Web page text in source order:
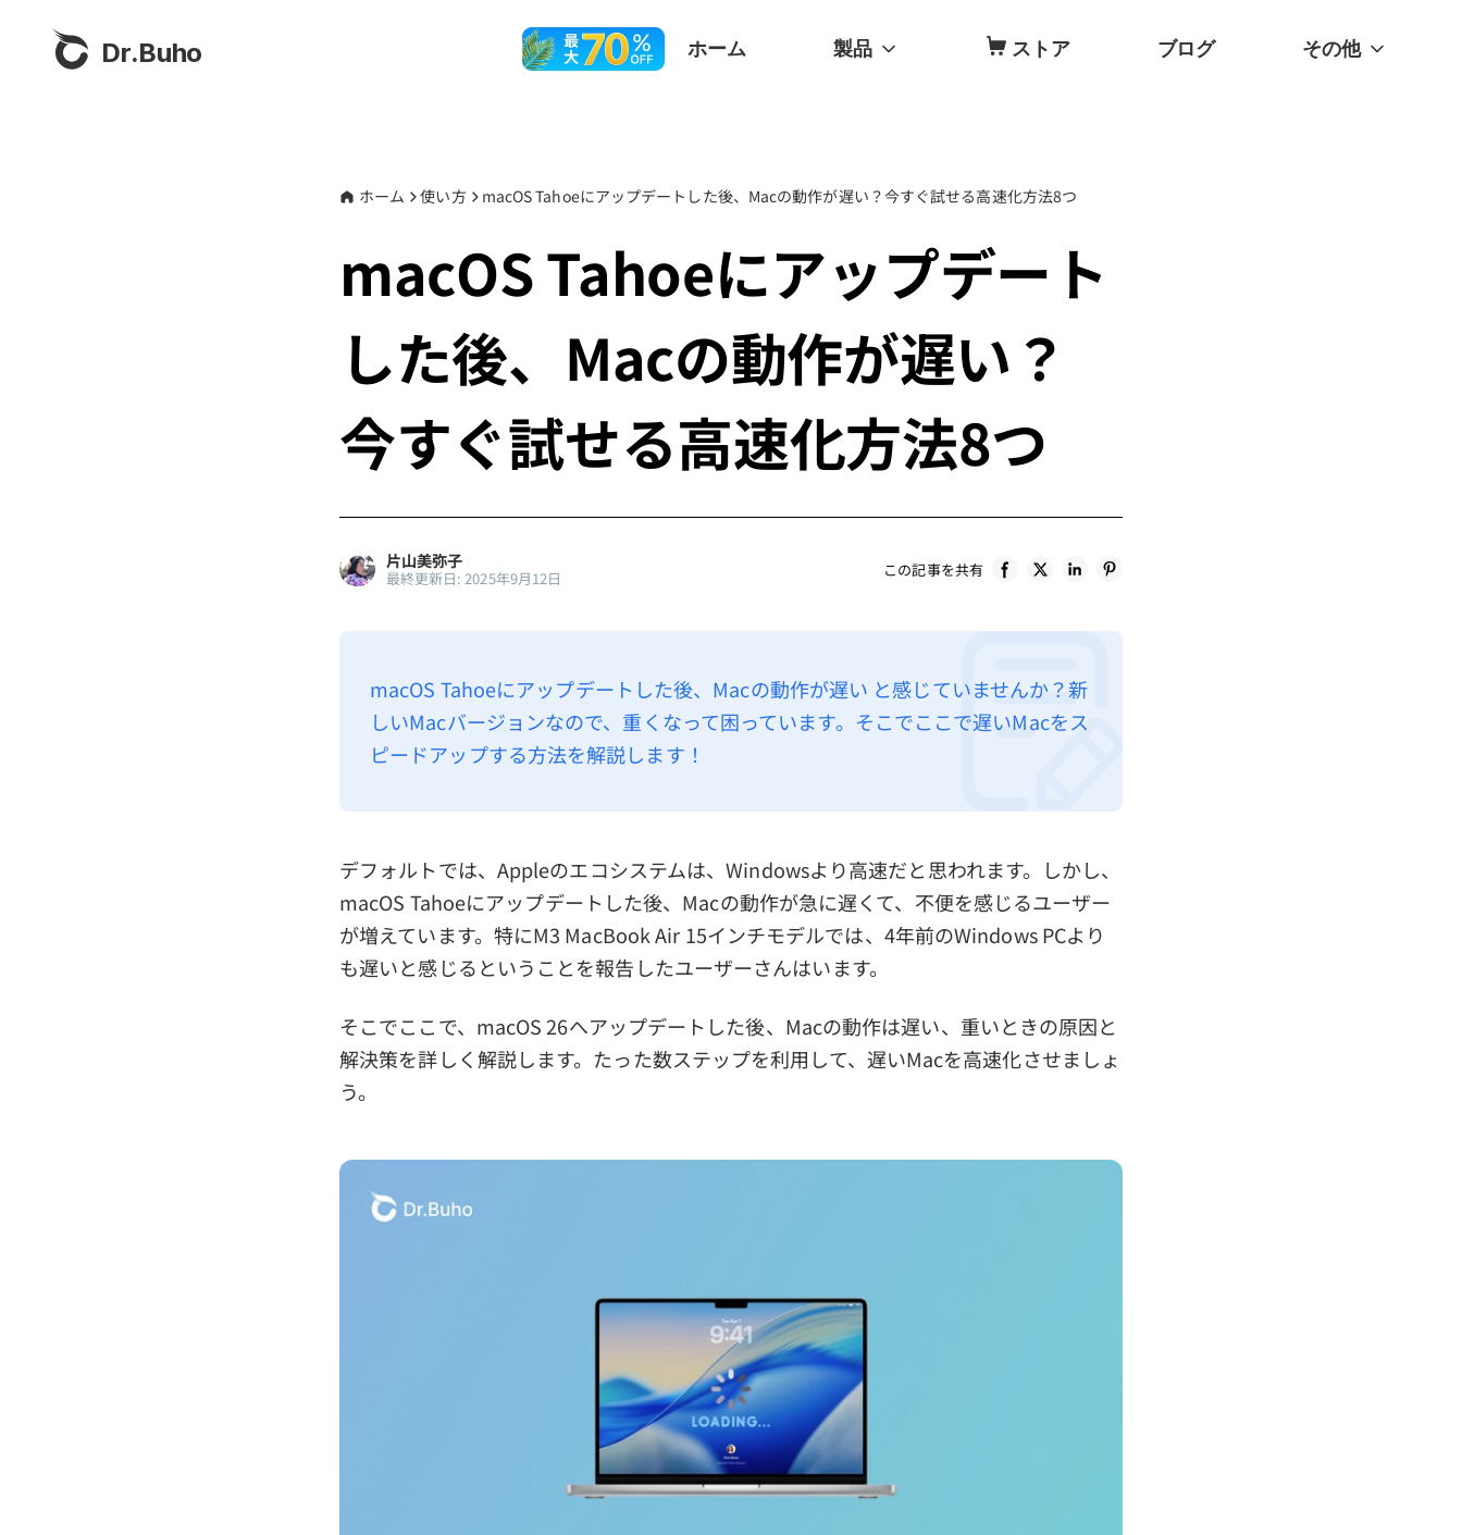
Dr.Buho ホーム 製品 ストア ブログ その他
ホーム 使い方 macOS Tahoeにアップデートした後、Macの動作が遅い？今すぐ試せる高速化方法8つ
macOS Tahoeにアップデート
した後、Macの動作が遅い？
今すぐ試せる高速化方法8つ
片山美弥子
最終更新日: 2025年9月12日 この記事を共有
macOS Tahoeにアップデートした後、Macの動作が遅い と感じていませんか？新
しいMacバージョンなので、重くなって困っています。そこでここで遅いMacをス
ピードアップする方法を解説します！
デフォルトでは、Appleのエコシステムは、Windowsより高速だと思われます。しかし、
macOS Tahoeにアップデートした後、Macの動作が急に遅くて、不便を感じるユーザー
が増えています。特にM3 MacBook Air 15インチモデルでは、4年前のWindows PCより
も遅いと感じるということを報告したユーザーさんはいます。
そこでここで、macOS 26へアップデートした後、Macの動作は遅い、重いときの原因と
解決策を詳しく解説します。たった数ステップを利用して、遅いMacを高速化させましょ
う。